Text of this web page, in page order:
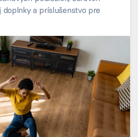
doplnky a príslušenstvo pre